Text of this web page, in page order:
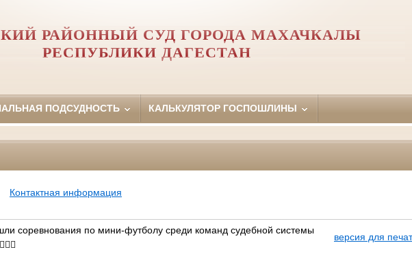
РАЙОННЫЙ СУД ГОРОДА МАХАЧКАЛЫ
РЕСПУБЛИКИ ДАГЕСТАН
ПОДСУДНОСТЬ КАЛЬКУЛЯТОР ГОСПОШЛИНЫ
Контактная информация
соревнования по мини-футболу среди команд судебной системы
версия для